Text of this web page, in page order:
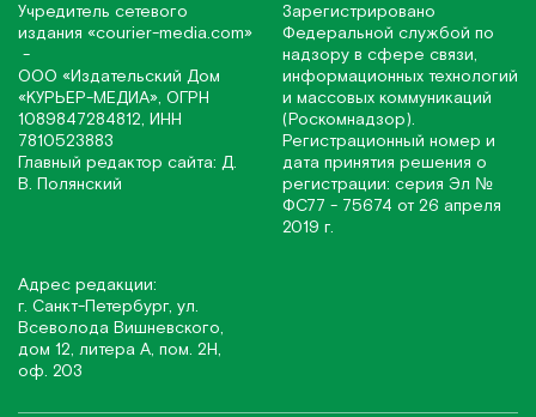
Учредитель сетевого
издания «соurier-media.com»
-
ООО «Издательский Дом
«КУРЬЕР-МЕДИА», ОГРН
1089847284812, ИНН
7810523883
Главный редактор сайта: Д.
В. Полянский
Зарегистрировано
Федеральной службой по
надзору в сфере связи,
информационных технологий
и массовых коммуникаций
(Роскомнадзор).
Регистрационный номер и
дата принятия решения о
регистрации: серия Эл №
ФС77 - 75674 от 26 апреля
2019 г.
Адрес редакции:
г. Санкт-Петербург, ул.
Всеволода Вишневского,
дом 12, литера А, пом. 2Н,
оф. 203